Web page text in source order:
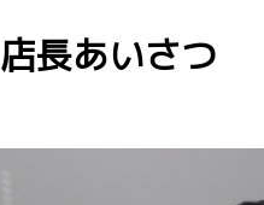
店長あいさつ